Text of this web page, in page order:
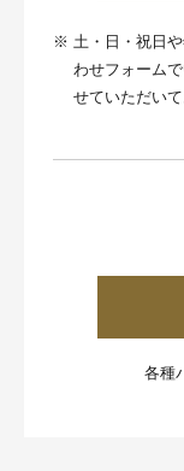
※ 土・日・祝日
わせフォーム
せていただいて
各種